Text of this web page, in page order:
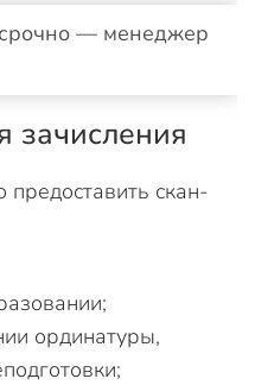
— менеджер
зачисления
скан-
ординатуры,